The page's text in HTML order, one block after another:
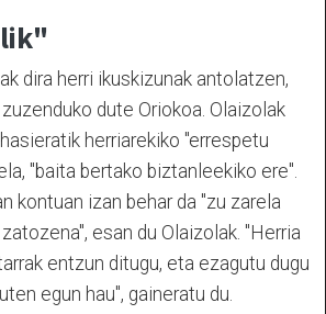
dira herri ikuskizunak antolatzen,
dute Oriokoa. Olaizolak
herriarekiko "errespetu
"baita bertako biztanleekiko ere".
kontuan izan behar da "zu zarela
esan du Olaizolak. "Herria
entzun ditugu, eta ezagutu dugu
egun hau", gaineratu du.